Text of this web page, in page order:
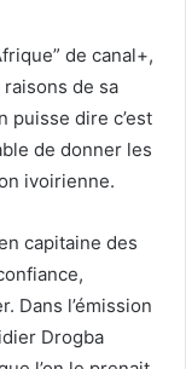
de canal+,
de sa
puisse dire c’est
de donner les
ivoirienne.
capitaine des
Dans l’émission
Drogba